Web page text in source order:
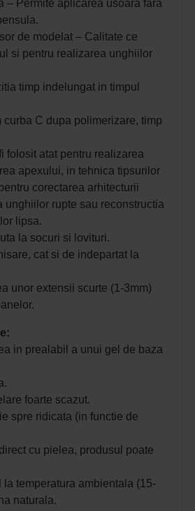
– Permite aplicarea usoara fara
de modelat – Calitate ce
si pentru realizarea unghiilor
timp indelungat in timpul
curba C dupa polimerizare, timp
folosit atat pentru realizarea
apexului, in tehnica tipsurilor
corectarea arhitecturii
unghiilor rupte sau reconstructia
lipsa.
la socuri si lovituri.
cat si de indepartat la
unor extensii scurte (1-3mm)
in prealabil a unui gel de baza
foarte scazut.
spre ridicata (in functie de
cu pielea, produsul poate
la temperatura ambientala (15-
naturala.